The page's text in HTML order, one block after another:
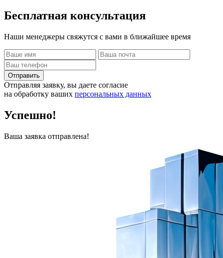
Бесплатная консультация
Наши менеджеры свяжутся с вами в ближайшее время
Отправить
Отправляя заявку, вы даете согласие
на обработку ваших персональных данных
Успешно!
Ваша заявка отправлена!